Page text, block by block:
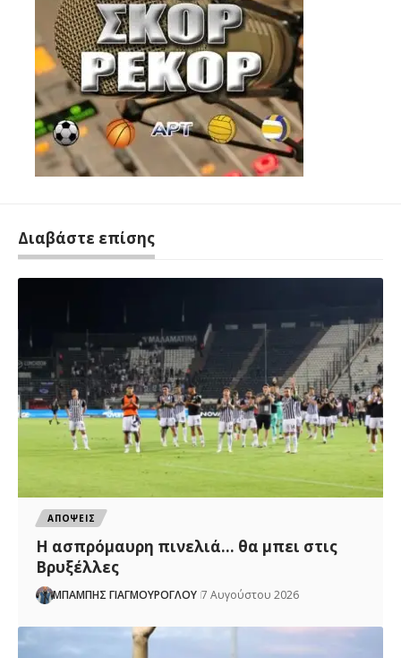
Διαβάστε επίσης
ΑΠΟΨΕΙΣ
Η ασπρόμαυρη πινελιά… θα μπει στις
Βρυξέλλες
ΜΠΑΜΠΗΣ ΓΙΑΓΜΟΥΡΟΓΛΟΥ 7 Αυγούστου 2026